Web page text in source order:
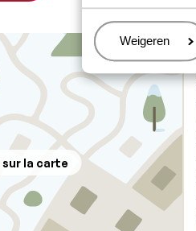
Beheren
Weigeren
la carte